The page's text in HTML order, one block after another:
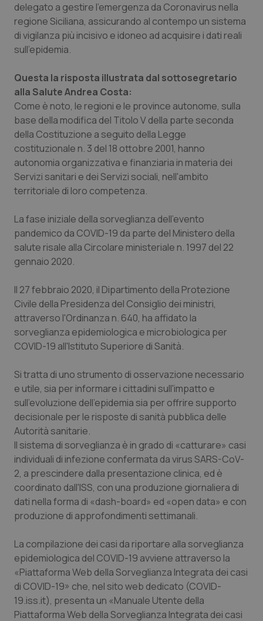
Marche
Molise
Provincia Autonoma di Bolzano
Provincia Autonoma di Trento
Puglia
Sardegna
Sicilia
Toscana
Umbria
Valle D’Aosta
Veneto
Donna & Salute
Epatiti
Infezioni & Febbre
Ipertensione & Scompenso
Malattie rare
Malattia di Crohn & Rettocolite Ulcerosa
Neuroscienze & patologie neurodegenerative
Obesità
Oftalmologia
Oncodermatologia
Oncoematologia
Oncologia & Nutrizione
Psoriasi & pelle
Quotidiano Cardiologia
Quotidiano Chirurgia
Quotidiano Oncologia
Rene & patologie urogenitali
Salute orale & impianti
delegato a gestire l'emergenza da Coronavirus nella
regione Siciliana, assicurando al contempo un sistema
di vigilanza più incisivo e idoneo ad acquisire i dati reali
sull'epidemia.
Questa la risposta illustrata dal sottosegretario
alla Salute Andrea Costa:
Come è noto, le regioni e le province autonome, sulla
base della modifica del Titolo V della parte seconda
della Costituzione a seguito della Legge
costituzionale n. 3 del 18 ottobre 2001, hanno
autonomia organizzativa e finanziaria in materia dei
Servizi sanitari e dei Servizi sociali, nell'ambito
territoriale di loro competenza.
La fase iniziale della sorveglianza dell'evento
pandemico da COVID-19 da parte del Ministero della
salute risale alla Circolare ministeriale n. 1997 del 22
gennaio 2020.
Il 27 febbraio 2020, il Dipartimento della Protezione
Civile della Presidenza del Consiglio dei ministri,
attraverso l'Ordinanza n. 640, ha affidato la
sorveglianza epidemiologica e microbiologica per
COVID-19 all'Istituto Superiore di Sanità.
Si tratta di uno strumento di osservazione necessario
e utile, sia per informare i cittadini sull'impatto e
sull'evoluzione dell'epidemia sia per offrire supporto
decisionale per le risposte di sanità pubblica delle
Autorità sanitarie.
Il sistema di sorveglianza è in grado di «catturare» casi
individuali di infezione confermata da virus SARS-CoV-
2, a prescindere dalla presentazione clinica, ed è
coordinato dall'ISS, con una produzione giornaliera di
dati nella forma di «dash-board» ed «open data» e con
produzione di approfondimenti settimanali.
La compilazione dei casi da riportare alla sorveglianza
epidemiologica del COVID-19 avviene attraverso la
«Piattaforma Web della Sorveglianza Integrata dei casi
di COVID-19» che, nel sito web dedicato (COVID-
19.iss.it), presenta un «Manuale Utente della
Piattaforma Web della Sorveglianza Integrata dei casi